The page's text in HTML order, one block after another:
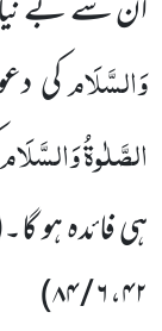
وَالسَّلَامکی
الصَّلٰوۃُ وَالسَّلَام
ہی فائدہ ہو گا۔
۴۲،۶ / ۸۴
)